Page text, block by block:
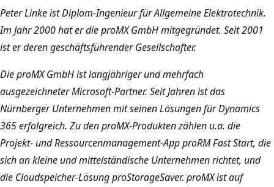
Peter Linke ist Diplom-Ingenieur für Allgemeine Elektrotechnik.
Im Jahr 2000 hat er die proMX GmbH mitgegründet. Seit 2001
ist er deren geschäftsführender Gesellschafter.
Die proMX GmbH ist langjähriger und mehrfach
ausgezeichneter Microsoft-Partner. Seit Jahren ist das
Nürnberger Unternehmen mit seinen Lösungen für Dynamics
365 erfolgreich. Zu den proMX-Produkten zählen u.a. die
Projekt- und Ressourcenmanagement-App proRM Fast Start, die
sich an kleine und mittelständische Unternehmen richtet, und
die Cloudspeicher-Lösung proStorageSaver. proMX ist auf